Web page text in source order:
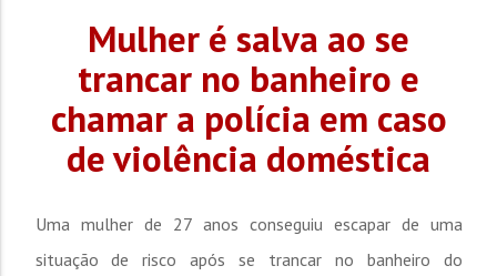
Mulher é salva ao se
trancar no banheiro e
chamar a polícia em caso
de violência doméstica
Uma mulher de 27 anos conseguiu escapar de uma
situação de risco após se trancar no banheiro do